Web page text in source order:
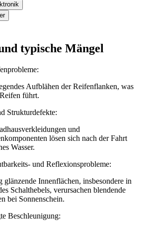
typische Mängel
Aufblähen der Reifenflanken, was
führt.
Strukturdefekte:
und
lösen sich nach der Fahrt
Wasser.
und Reflexionsprobleme:
glänzende Innenflächen, insbesondere in
Schalthebels, verursachen blendende
bei Sonnenschein.
Beschleunigung: